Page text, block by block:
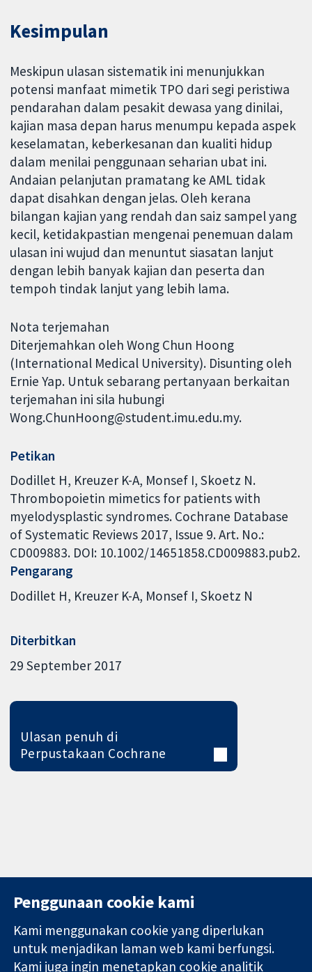
Kesimpulan
Meskipun ulasan sistematik ini menunjukkan
potensi manfaat mimetik TPO dari segi peristiwa
pendarahan dalam pesakit dewasa yang dinilai,
kajian masa depan harus menumpu kepada aspek
keselamatan, keberkesanan dan kualiti hidup
dalam menilai penggunaan seharian ubat ini.
Andaian pelanjutan pramatang ke AML tidak
dapat disahkan dengan jelas. Oleh kerana
bilangan kajian yang rendah dan saiz sampel yang
kecil, ketidakpastian mengenai penemuan dalam
ulasan ini wujud dan menuntut siasatan lanjut
dengan lebih banyak kajian dan peserta dan
tempoh tindak lanjut yang lebih lama.
Nota terjemahan
Diterjemahkan oleh Wong Chun Hoong
(International Medical University). Disunting oleh
Ernie Yap. Untuk sebarang pertanyaan berkaitan
terjemahan ini sila hubungi
Wong.ChunHoong@student.imu.edu.my.
Petikan
Dodillet H, Kreuzer K-A, Monsef I, Skoetz N.
Thrombopoietin mimetics for patients with
myelodysplastic syndromes. Cochrane Database
of Systematic Reviews 2017, Issue 9. Art. No.:
CD009883. DOI: 10.1002/14651858.CD009883.pub2.
Pengarang
Dodillet H Kreuzer K-A Monsef I Skoetz N
Diterbitkan
29 September 2017
Ulasan penuh di
Perpustakaan Cochrane
Bukti yang
11-13 Cavendish
Square
Hubungi kita
Berita
Penggunaan cookie kami
Kami menggunakan cookie yang diperlukan
untuk menjadikan laman web kami berfungsi.
Kami juga ingin menetapkan cookie analitik